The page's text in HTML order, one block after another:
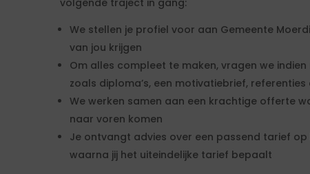
volgende traject in gang:
We stellen je profiel voor aan Gemeente
van jou krijgen
Om alles compleet te maken, vragen we
zoals diploma’s, een motivatiebrief, referenties
We werken samen aan een krachtige offerte
naar voren komen
Je ontvangt advies over een passend tarief
waarna jij het uiteindelijke tarief bepaalt